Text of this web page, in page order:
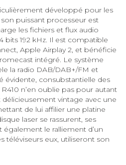
développé pour les
puissant processeur est
les fichiers et flux audio
bits 192 kHz. Il est compatible
Apple Airplay 2, et bénéficie
intégré. Le système
la radio DAB/DAB+/FM et
évidente, consubstantielle des
n’en oublie pas pour autant
vintage avec une
de lui affilier une platine
laser se rassurent, ses
le ralliement d’un
téléviseurs eux, utiliseront son